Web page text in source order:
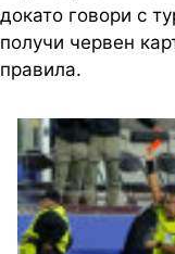
докато говори с
получи червен
правила.